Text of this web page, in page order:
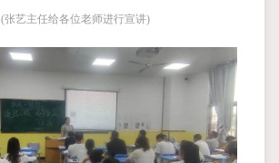
(张艺主任给各位老师进行宣讲)